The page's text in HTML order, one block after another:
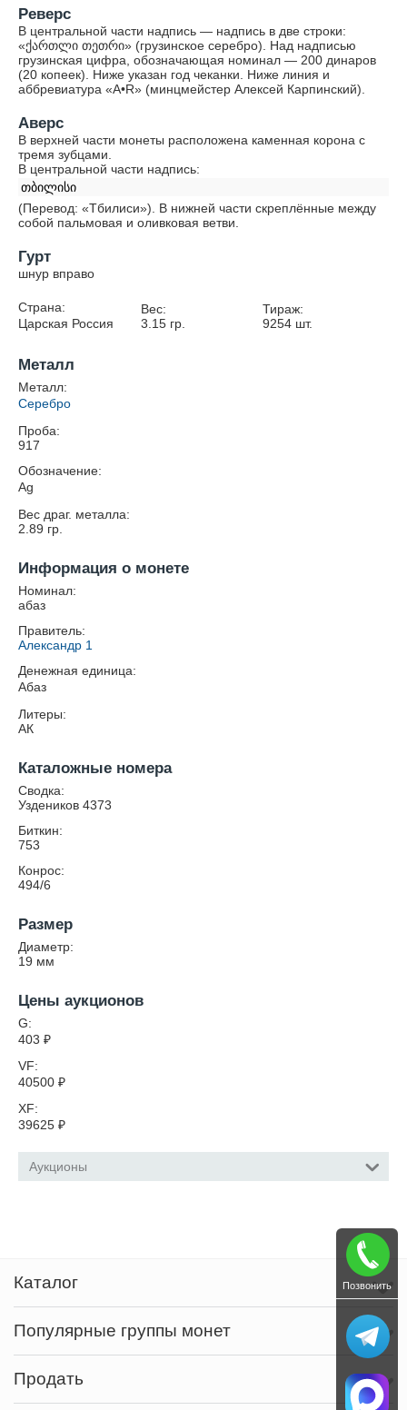
Реверс
В центральной части надпись — надпись в две строки:
«ქართლი თეთრი» (грузинское серебро). Над надписью
грузинская цифра, обозначающая номинал — 200 динаров
(20 копеек). Ниже указан год чеканки. Ниже линия и
аббревиатура «A•R» (минцмейстер Алексей Карпинский).
Аверс
В верхней части монеты расположена каменная корона с
тремя зубцами.
В центральной части надпись:
თბილისი
(Перевод: «Тбилиси»). В нижней части скреплённые между
собой пальмовая и оливковая ветви.
Гурт
шнур вправо
Страна:
Царская Россия
Вес:
3.15гр.
Тираж:
9254 шт.
Металл
Металл:
Серебро
Проба:
917
Обозначение:
Ag
Вес драг. металла:
2.89 гр.
Информация о монете
Номинал:
абаз
Правитель:
Александр 1
Денежная единица:
Абаз
Литеры:
АК
Каталожные номера
Сводка:
Уздеников 4373
Биткин:
753
Конрос:
494/6
Размер
Диаметр:
19 мм
Цены аукционов
G:
403 ₽
VF:
40500 ₽
XF:
39625 ₽
Аукционы
Каталог
Популярные группы монет
Продать
Позвонить